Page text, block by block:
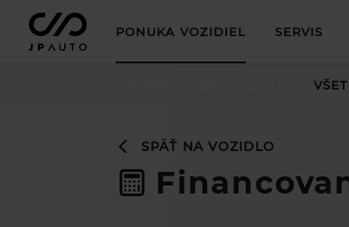
PONUKA VOZIDIEL SERVIS
SPÄŤ NA VOZIDLO